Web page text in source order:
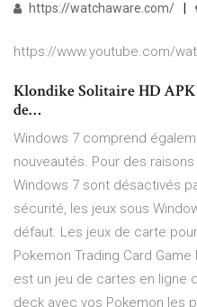
https://watchaware.com/
https://www.youtube.com/
Klondike Solitaire HD
de…
Windows 7 comprend
nouveautés. Pour des
Windows 7 sont désactivés
sécurité, les jeux sous
défaut. Les jeux de carte
Pokemon Trading Card
est un jeu de cartes en ligne
deck avec vos Pokemon les